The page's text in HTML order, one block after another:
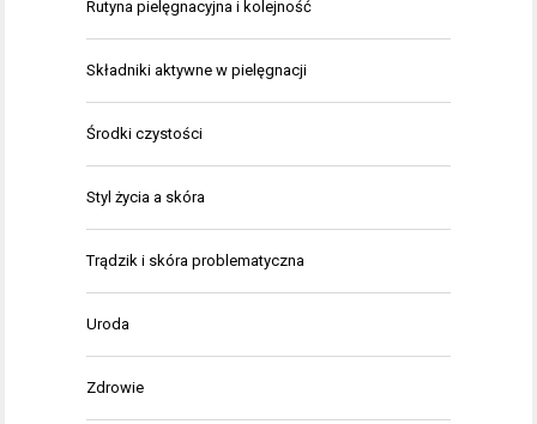
Rutyna pielęgnacyjna i kolejność
Składniki aktywne w pielęgnacji
Środki czystości
Styl życia a skóra
Trądzik i skóra problematyczna
Uroda
Zdrowie